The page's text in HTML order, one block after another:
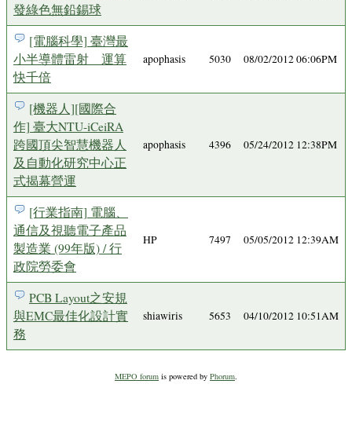
發綠色無鉛錫球
[電腦科學] 臺灣最
小半導體雷射 運算
快千倍
apophasis 5030 08/02/2012 06:06PM
[機器人][國際合
作] 臺大NTU-iCeiRA
跨國頂尖智慧機器人
及自動化研究中心正
式揭幕營運
apophasis 4396 05/24/2012 12:38PM
[行業指南] 電腦、
通信及視聽電子產品
製造業 (99年版) / 行
政院勞委會
HP 7497 05/05/2012 12:39AM
PCB Layout之安規
與EMC最佳化設計實
務
shiawiris 5653 04/10/2012 10:51AM
MEPO forum is powered by Phorum.